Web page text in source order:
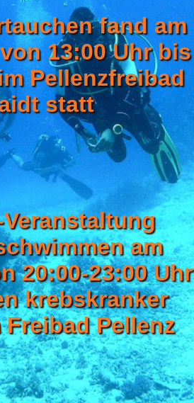
fand am
13:00 Uhr bis
Pellenzfreibad
statt
am
20:00-23:00 Uhr
krebskranker
Pellenz